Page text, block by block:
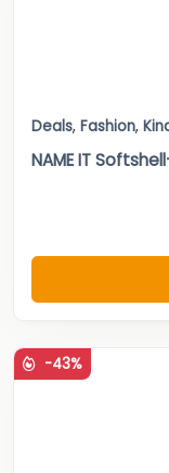
Deals, Fashion,
NAME IT
-43%